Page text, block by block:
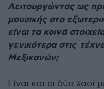
Λειτουργώντας ως
μουσικής στο
είναι τα κοινά
γενικότερα στις
Μεξικανών;
Είναι και οι δύο λαοί